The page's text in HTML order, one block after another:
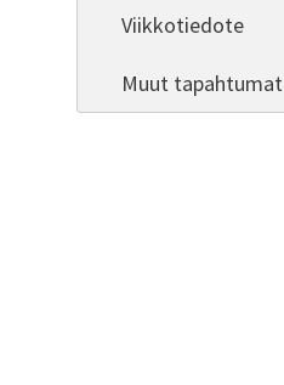
Viikkotiedote
Muut tapahtumat